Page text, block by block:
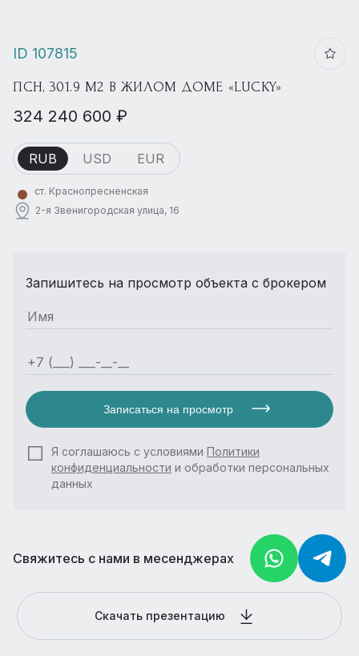
ID 107815
ПСН, 301.9 М2 В ЖИЛОМ ДОМЕ «LUCKY»
324 240 600 ₽
RUB USD EUR
ст. Краснопресненская
2-я Звенигородская улица, 16
Запишитесь на просмотр объекта с брокером
Записаться на просмотр
Я соглашаюсь с условиями Политики
конфиденциальности и обработки персональных
данных
Свяжитесь с нами в месенджерах
Скачать презентацию